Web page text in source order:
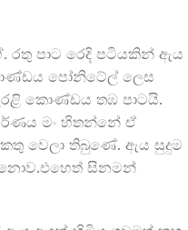
රතු පාට රෙදි පටියකින් ඇය
පෝනිටේල් ලෙස
කොණ්ඩය තඹ පාටයි.
මං හිතන්නේ ඒ
වෙලා තිබුණේ. ඇය සුදුම
නොව.එහෙත් සිනමන්